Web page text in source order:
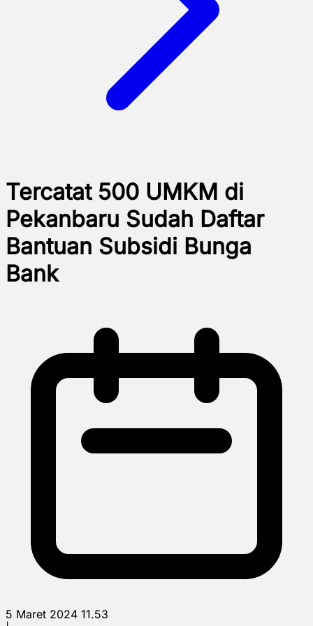
Tercatat 500 UMKM di
Pekanbaru Sudah Daftar
Bantuan Subsidi Bunga
Bank
5 Maret 2024 11.53